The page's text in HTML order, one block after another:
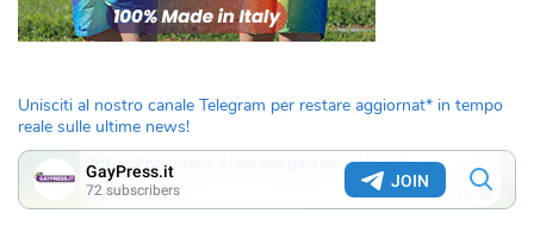
Unisciti al nostro canale Telegram per restare aggiornat* in tempo
reale sulle ultime news!